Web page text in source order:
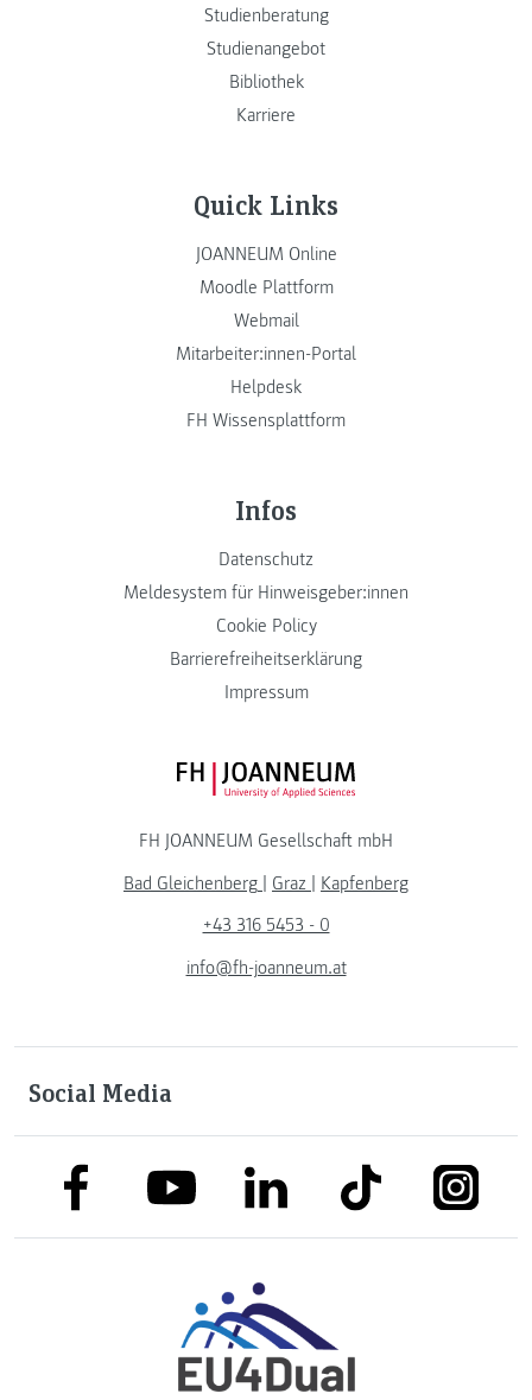
Studienberatung
Studienangebot
Bibliothek
Karriere
Quick Links
JOANNEUM Online
Moodle Plattform
Webmail
Mitarbeiter:innen-Portal
Helpdesk
FH Wissensplattform
Infos
Datenschutz
Meldesystem für Hinweisgeber:innen
Cookie Policy
Barrierefreiheitserklärung
Impressum
FH JOANNEUM Logo
FH JOANNEUM Gesellschaft mbH
Bad Gleichenberg | Graz | Kapfenberg
+43 316 5453 - 0
info@fh-joanneum.at
Social Media
link to facebooklink to youtubelink to linkedinlink to tiktok link to